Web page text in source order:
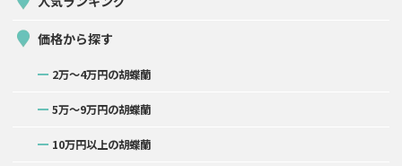
価格から探す
2万〜4万円の胡蝶蘭
5万〜9万円の胡蝶蘭
10万円以上の胡蝶蘭